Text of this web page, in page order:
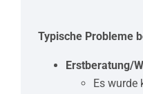
Typische Probleme
Erstberatung/
Es wurde